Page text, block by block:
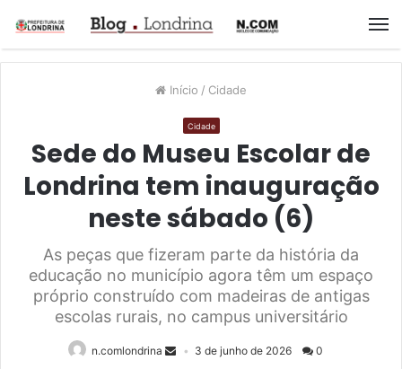
Início / Cidade
Cidade
Sede do Museu Escolar de
Londrina tem inauguração
neste sábado (6)
As peças que fizeram parte da história da
educação no município agora têm um espaço
próprio construído com madeiras de antigas
escolas rurais, no campus universitário
n.comlondrina 3 de junho de 2026 0